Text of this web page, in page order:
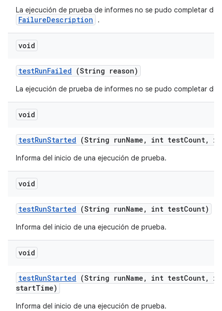
La ejecución de prueba de informes no se pudo completar
FailureDescription .
void
testRunFailed (String reason)
La ejecución de prueba de informes no se pudo completar
void
testRunStarted (String runName , int testCount,
Informa del inicio de una ejecución de prueba.
void
testRunStarted (String runName , int testCount)
Informa del inicio de una ejecución de prueba.
void
testRunStarted (String runName , int testCount,
startTime)
Informa del inicio de una ejecución de prueba.